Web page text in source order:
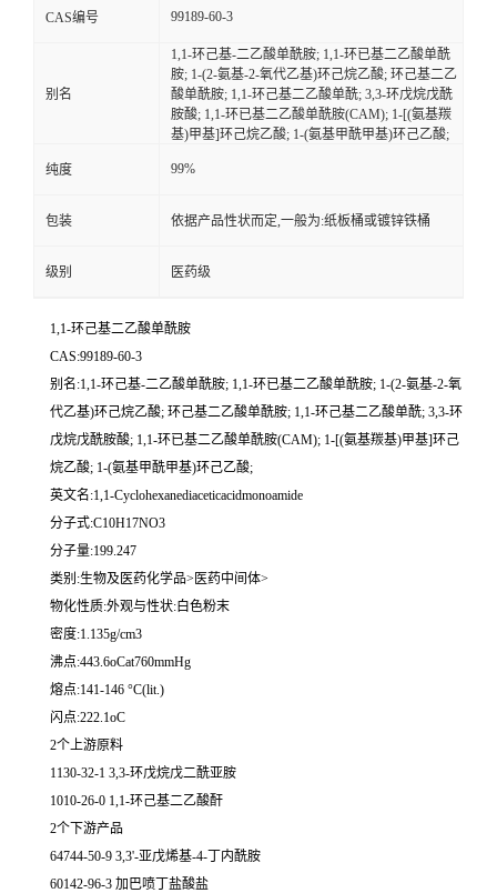
CAS编号 99189-60-3
别名
1,1-环己基-二乙酸单酰胺; 1,1-环已基二乙酸单酰
胺; 1-(2-氨基-2-氧代乙基)环己烷乙酸; 环己基二乙
酸单酰胺; 1,1-环己基二乙酸单酰; 3,3-环戊烷戊酰
胺酸; 1,1-环已基二乙酸单酰胺(CAM); 1-[(氨基羰
基)甲基]环己烷乙酸; 1-(氨基甲酰甲基)环己乙酸;
纯度 99%
包装 依据产品性状而定,一般为:纸板桶或镀锌铁桶
级别 医药级
1,1-环己基二乙酸单酰胺
CAS:99189-60-3
别名:1,1-环己基-二乙酸单酰胺; 1,1-环已基二乙酸单酰胺; 1-(2-氨基-2-氧
代乙基)环己烷乙酸; 环己基二乙酸单酰胺; 1,1-环己基二乙酸单酰; 3,3-环
戊烷戊酰胺酸; 1,1-环已基二乙酸单酰胺(CAM); 1-[(氨基羰基)甲基]环己
烷乙酸; 1-(氨基甲酰甲基)环己乙酸;
英文名:1,1-Cyclohexanediaceticacidmonoamide
分子式:C10H17NO3
分子量:199.247
类别:生物及医药化学品>医药中间体>
物化性质:外观与性状:白色粉末
密度:1.135g/cm3
沸点:443.6oCat760mmHg
熔点:141-146 °C(lit.)
闪点:222.1oC
2个上游原料
1130-32-1 3,3-环戊烷戊二酰亚胺
1010-26-0 1,1-环己基二乙酸酐
2个下游产品
64744-50-9 3,3'-亚戊烯基-4-丁内酰胺
60142-96-3 加巴喷丁盐酸盐